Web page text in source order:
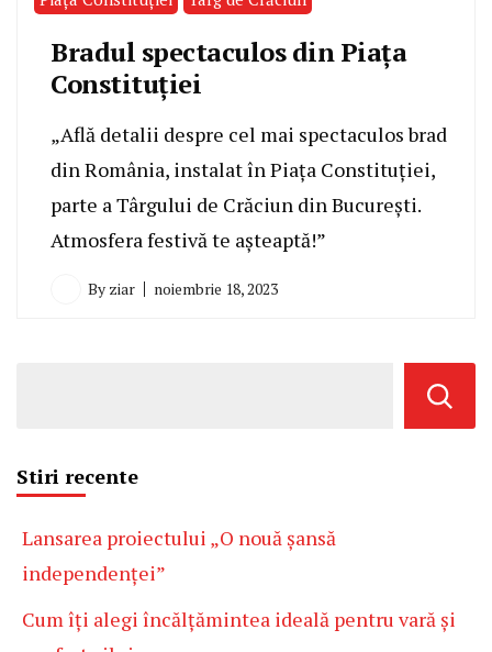
Bradul spectaculos din Piața
Constituției
„Află detalii despre cel mai spectaculos brad
din România, instalat în Piața Constituției,
parte a Târgului de Crăciun din București.
Atmosfera festivă te așteaptă!”
By ziar noiembrie 18, 2023
Stiri recente
Lansarea proiectului „O nouă șansă
independenței”
Cum îți alegi încălțămintea ideală pentru vară și